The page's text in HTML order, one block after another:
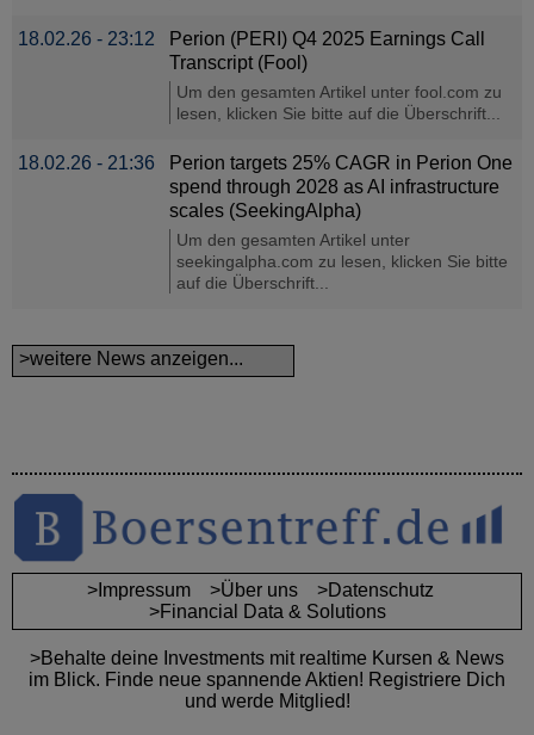
18.02.26 - 23:12
Perion (PERI) Q4 2025 Earnings Call
Transcript (Fool)
Um den gesamten Artikel unter fool.com zu
lesen, klicken Sie bitte auf die Überschrift...
18.02.26 - 21:36
Perion targets 25% CAGR in Perion One
spend through 2028 as AI infrastructure
scales (SeekingAlpha)
Um den gesamten Artikel unter
seekingalpha.com zu lesen, klicken Sie bitte
auf die Überschrift...
>weitere News anzeigen...
>Impressum >Über uns
>Datenschutz
>Financial Data & Solutions
>Behalte deine Investments mit realtime Kursen & News
im Blick. Finde neue spannende Aktien! Registriere Dich
und werde Mitglied!